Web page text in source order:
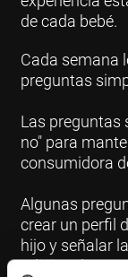
de cada bebé.
Cada semana
preguntas
Las preguntas
no" para
consumidora
Algunas
crear un perfil
hijo y señalar
adicional en